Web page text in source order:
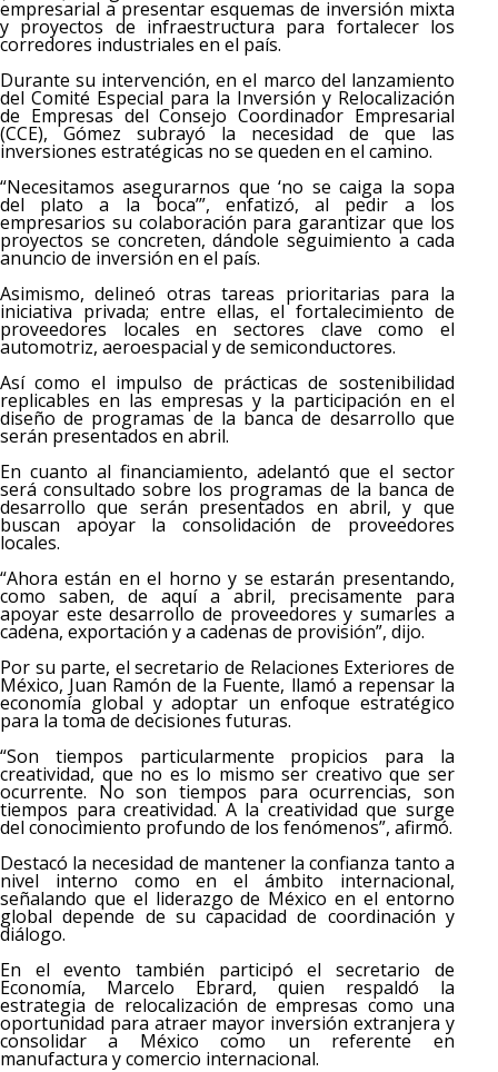
empresarial a presentar esquemas de inversión mixta
y proyectos de infraestructura para fortalecer los
corredores industriales en el país.
Durante su intervención, en el marco del lanzamiento
del Comité Especial para la Inversión y Relocalización
de Empresas del Consejo Coordinador Empresarial
(CCE), Gómez subrayó la necesidad de que las
inversiones estratégicas no se queden en el camino.
“Necesitamos asegurarnos que ‘no se caiga la sopa
del plato a la boca’”, enfatizó, al pedir a los
empresarios su colaboración para garantizar que los
proyectos se concreten, dándole seguimiento a cada
anuncio de inversión en el país.
Asimismo, delineó otras tareas prioritarias para la
iniciativa privada; entre ellas, el fortalecimiento de
proveedores locales en sectores clave como el
automotriz, aeroespacial y de semiconductores.
Así como el impulso de prácticas de sostenibilidad
replicables en las empresas y la participación en el
diseño de programas de la banca de desarrollo que
serán presentados en abril.
En cuanto al financiamiento, adelantó que el sector
será consultado sobre los programas de la banca de
desarrollo que serán presentados en abril, y que
buscan apoyar la consolidación de proveedores
locales.
“Ahora están en el horno y se estarán presentando,
como saben, de aquí a abril, precisamente para
apoyar este desarrollo de proveedores y sumarles a
cadena, exportación y a cadenas de provisión”, dijo.
Por su parte, el secretario de Relaciones Exteriores de
México, Juan Ramón de la Fuente, llamó a repensar la
economía global y adoptar un enfoque estratégico
para la toma de decisiones futuras.
“Son tiempos particularmente propicios para la
creatividad, que no es lo mismo ser creativo que ser
ocurrente. No son tiempos para ocurrencias, son
tiempos para creatividad. A la creatividad que surge
del conocimiento profundo de los fenómenos”, afirmó.
Destacó la necesidad de mantener la confianza tanto a
nivel interno como en el ámbito internacional,
señalando que el liderazgo de México en el entorno
global depende de su capacidad de coordinación y
diálogo.
En el evento también participó el secretario de
Economía, Marcelo Ebrard, quien respaldó la
estrategia de relocalización de empresas como una
oportunidad para atraer mayor inversión extranjera y
consolidar a México como un referente en
manufactura y comercio internacional.